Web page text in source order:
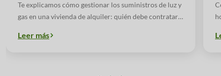
Te explicamos cómo gestionar los suministros de luz y
gas en una vivienda de alquiler: quién debe contratar,
Leer más